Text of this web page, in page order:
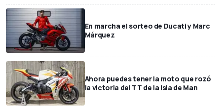
En marcha el sorteo de Ducati y Marc
Márquez
Ahora puedes tener la moto que rozó
la victoria del TT de la Isla de Man